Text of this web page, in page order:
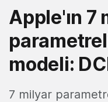
Apple'ın 7
modeli:
7 milyar